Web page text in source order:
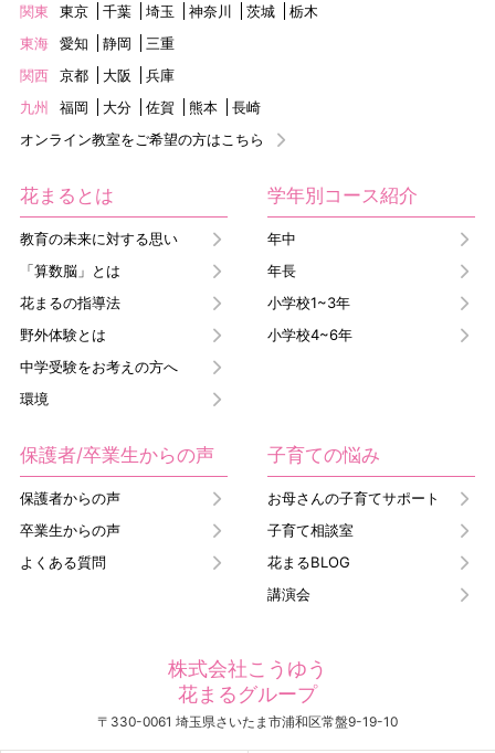
関東
東京 千葉 埼玉 神奈川 茨城
栃木
東海
愛知 静岡
三重
関西
京都 大阪
兵庫
九州
福岡 大分 佐賀 熊本
長崎
オンライン教室をご希望の方はこちら
花まるとは
教育の未来に対する思い
「算数脳」とは
花まるの指導法
野外体験とは
中学受験をお考えの方へ
環境
学年別コース紹介
年中
年長
小学校1~3年
小学校4~6年
保護者/卒業生からの声
保護者からの声
卒業生からの声
よくある質問
子育ての悩み
お母さんの子育てサポート
子育て相談室
花まるBLOG
講演会
株式会社こうゆう
花まるグループ
〒330-0061 埼玉県さいたま市浦和区常盤9-19-10